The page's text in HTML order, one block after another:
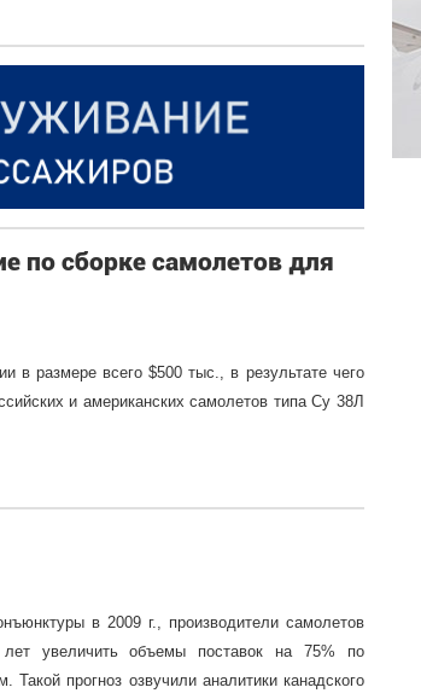
по сборке самолетов для
в размере всего $500 тыс., в результате чего
и американских самолетов типа Су 38Л
в 2009 г., производители самолетов
увеличить объемы поставок на 75% по
прогноз озвучили аналитики канадского